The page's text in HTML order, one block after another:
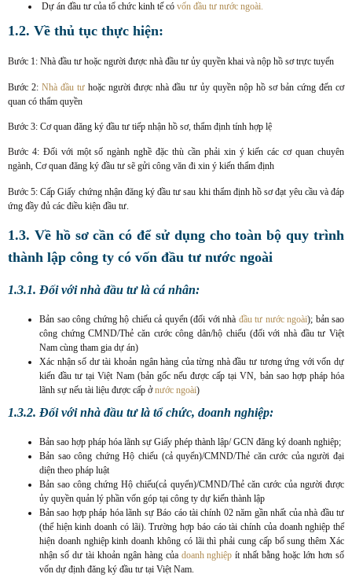
Dự án đầu tư của tổ chức kinh tế có vốn đầu tư nước ngoài.
1.2. Về thủ tục thực hiện:
Bước 1: Nhà đầu tư hoặc người được nhà đầu tư ủy quyền khai và nộp hồ sơ trực tuyến
Bước 2:Nhà đầu tư hoặc người được nhà đầu tư ủy quyền nộp hồ sơ bản cứng đến cơ
quan có thẩm quyền
Bước 3: Cơ quan đăng ký đầu tư tiếp nhận hồ sơ, thẩm định tính hợp lệ
Bước 4: Đối với một số ngành nghề đặc thù cần phải xin ý kiến các cơ quan chuyên
ngành, Cơ quan đăng ký đầu tư sẽ gửi công văn đi xin ý kiến thẩm định
Bước 5: Cấp Giấy chứng nhận đăng ký đầu tư sau khi thẩm định hồ sơ đạt yêu cầu và đáp
ứng đầy đủ các điều kiện đầu tư.
1.3. Về hồ sơ cần có để sử dụng cho toàn bộ quy trình
thành lập công ty có vốn đầu tư nước ngoài
1.3.1. Đối với nhà đầu tư là cá nhân:
Bản sao công chứng hộ chiếu cả quyển (đối với nhà đầu tư nước ngoài); bản sao
công chứng CMND/Thẻ căn cước công dân/hộ chiếu (đối với nhà đầu tư Việt
Nam cùng tham gia dự án)
Xác nhận số dư tài khoản ngân hàng của từng nhà đầu tư tương ứng với vốn dự
kiến đầu tư tại Việt Nam (bản gốc nếu được cấp tại VN, bản sao hợp pháp hóa
lãnh sự nếu tài liệu được cấp ởnước ngoài)
1.3.2. Đối với nhà đầu tư là tổ chức, doanh nghiệp:
Bản sao hợp pháp hóa lãnh sự Giấy phép thành lập/ GCN đăng ký doanh nghiệp;
Bản sao công chứng Hộ chiếu (cả quyển)/CMND/Thẻ căn cước của người đại
diện theo pháp luật
Bản sao công chứng Hộ chiếu(cả quyển)/CMND/Thẻ căn cước của người được
ủy quyền quản lý phần vốn góp tại công ty dự kiến thành lập
Bản sao hợp pháp hóa lãnh sự Báo cáo tài chính 02 năm gần nhất của nhà đầu tư
(thể hiện kinh doanh có lãi). Trường hợp báo cáo tài chính của doanh nghiệp thể
hiện doanh nghiệp kinh doanh không có lãi thì phải cung cấp bổ sung thêm Xác
nhận số dư tài khoản ngân hàng của doanh nghiệp ít nhất bằng hoặc lớn hơn số
vốn dự định đăng ký đầu tư tại Việt Nam.